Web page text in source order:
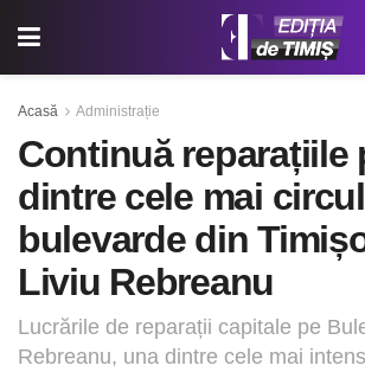
Acasă Administrație
Continuă reparațiile
dintre cele mai
bulevarde din
Liviu Rebreanu
Lucrările de reparații capitale pe
Rebreanu, una dintre cele mai